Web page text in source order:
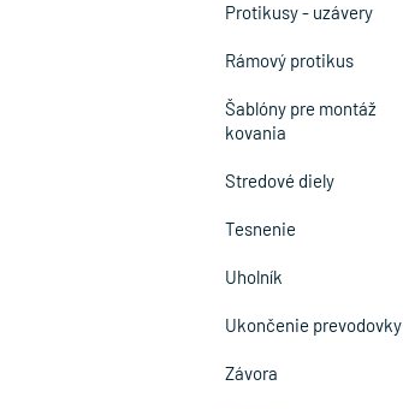
Protikusy - uzávery
Rámový protikus
Šablóny pre montáž
kovania
Stredové diely
Tesnenie
Uholník
Ukončenie prevodovky
Závora